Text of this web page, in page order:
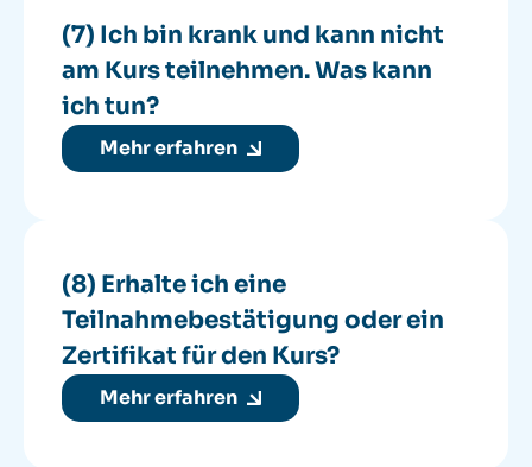
(7) Ich bin krank und kann nicht
am Kurs teilnehmen. Was kann
ich tun?
Mehr erfahren
(8) Erhalte ich eine
Teilnahmebestätigung oder ein
Zertifikat für den Kurs?
Mehr erfahren